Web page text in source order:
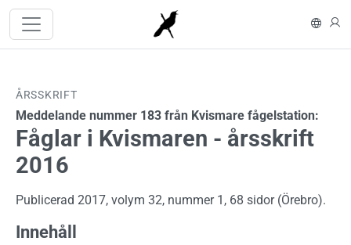
Hoppa till huvudinnehåll
In
ÅRSSKRIFT
Meddelande nummer 183 från Kvismare fågelstation:
Fåglar i Kvismaren - årsskrift
2016
Publicerad 2017, volym 32, nummer 1, 68 sidor (Örebro).
Innehåll